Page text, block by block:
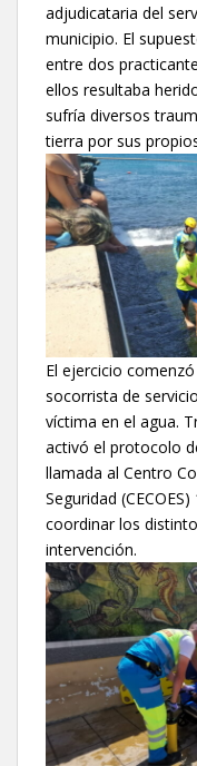
adjudicataria del
municipio. El
entre dos
ellos resultaba
sufría diversos
tierra por sus
El ejercicio
socorrista de
víctima en el agua.
activó el protocolo
llamada al Centro
Seguridad
coordinar los
intervención.